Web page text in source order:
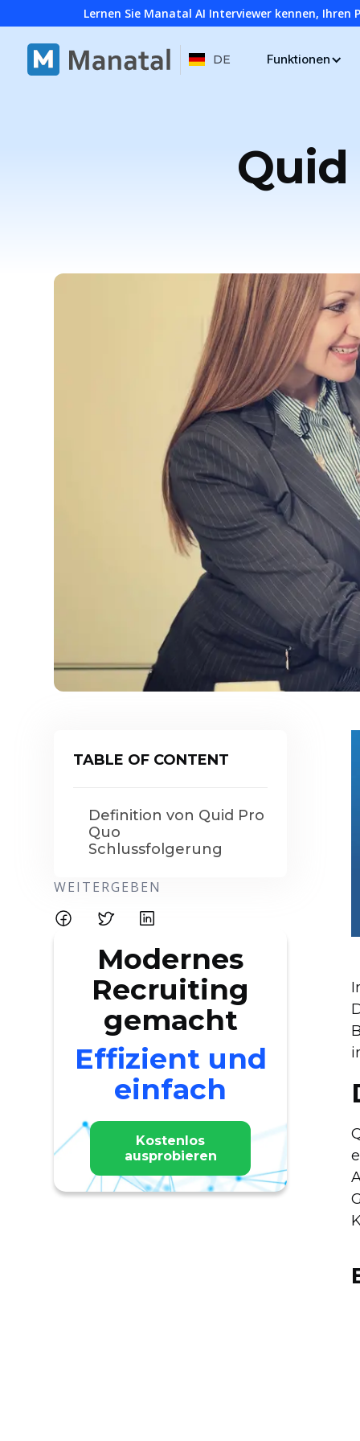
Lernen Sie Manatal AI Interviewer kennen,
DE Funktionen
TABLE OF CONTENT
Definition von Quid Pro
Quo
Schlussfolgerung
WEITERGEBEN
Modernes
Recruiting
gemacht
Effizient und
einfach
Kostenlos
ausprobieren